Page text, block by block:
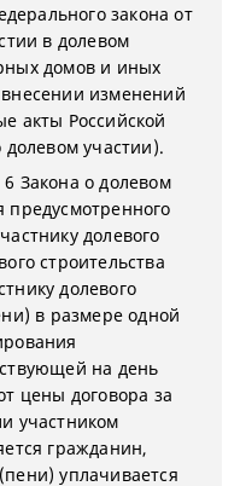
закона от
в долевом
домов и иных
изменений
акты Российской
участии).
6 Закона о долевом
предусмотренного
долевого
строительства
долевого
в размере одной
на день
цены договора за
участником
гражданин,
уплачивается